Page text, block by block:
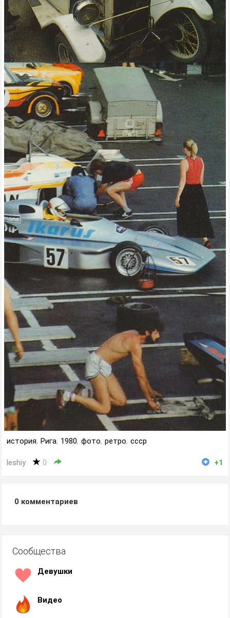
история, Рига, 1980, фото, ретро, ссср
leshiy 0 +1
0 комментариев
Сообщества
Девушки
Видео